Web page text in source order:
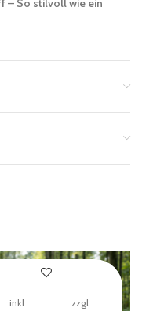
inkl.
zzgl.